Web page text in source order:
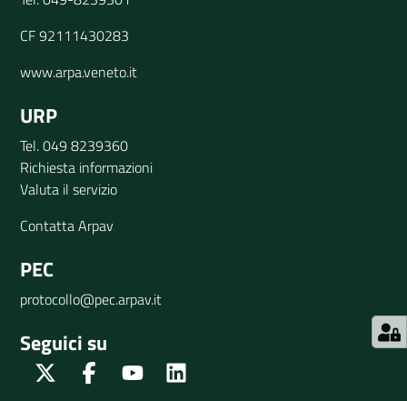
CF 92111430283
www.arpa.veneto.it
URP
Tel. 049 8239360
Richiesta informazioni
Valuta il servizio
Contatta Arpav
PEC
protocollo@pec.arpav.it
Seguici su
Twitter FacebookYoutube